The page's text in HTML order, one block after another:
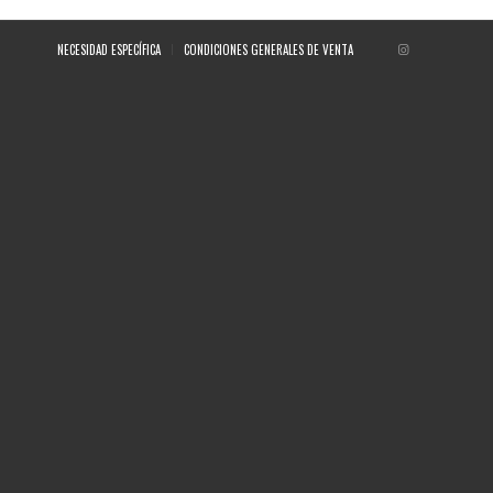
NECESIDAD ESPECÍFICA CONDICIONES GENERALES DE VENTA